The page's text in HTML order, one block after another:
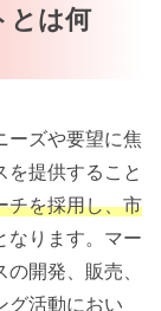
とは何
ーズや要望に焦
を提供すること
チを採用し、市
なります。マー
開発、販売、
グ活動におい